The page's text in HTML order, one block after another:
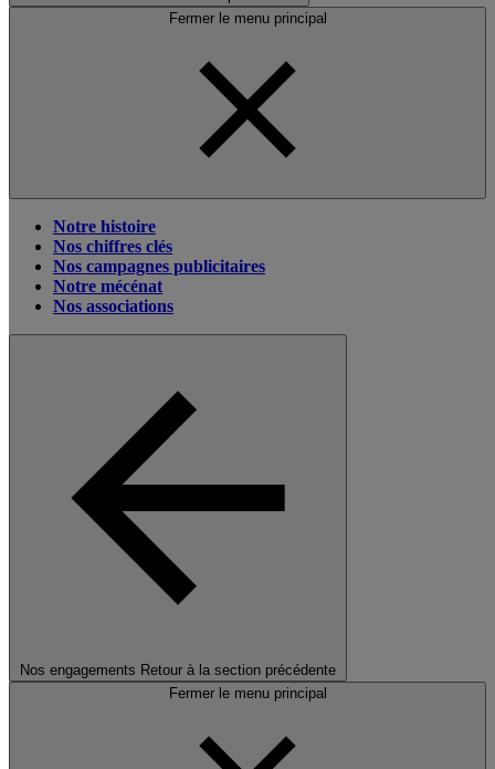
Fermer le menu principal
Notre histoire
Nos chiffres clés
Nos campagnes publicitaires
Notre mécénat
Nos associations
Nos engagements Retour à la section précédente
Fermer le menu principal